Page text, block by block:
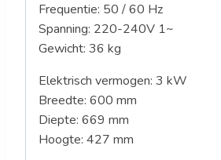
Frequentie: 50 / 60 Hz
Spanning: 220-240V 1~
Gewicht: 36 kg
Elektrisch vermogen: 3 kW
Breedte: 600 mm
Diepte: 669 mm
Hoogte: 427 mm